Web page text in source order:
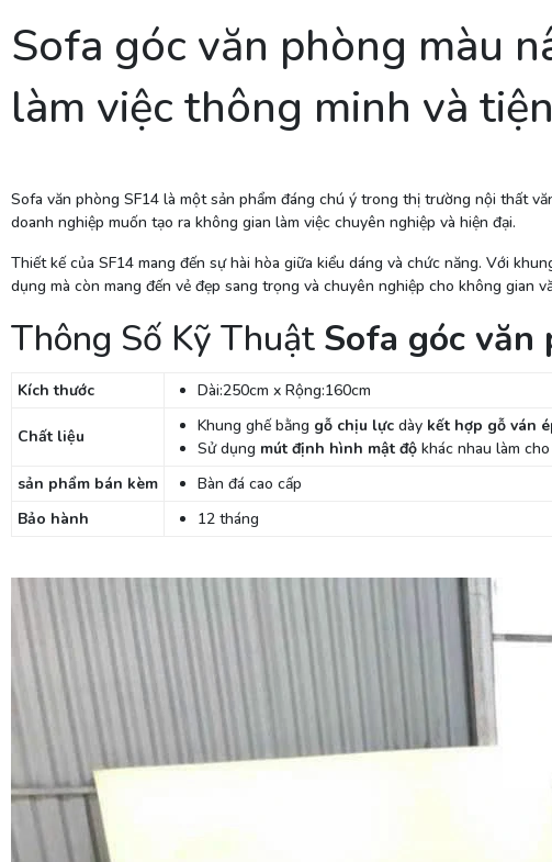
Sofa góc văn phòng màu
làm việc thông minh và
Sofa văn phòng SF14 là một sản phẩm đáng chú ý trong thị trường nội thất
doanh nghiệp muốn tạo ra không gian làm việc chuyên nghiệp và hiện đại.
Thiết kế của SF14 mang đến sự hài hòa giữa kiểu dáng và chức năng. Với
dụng mà còn mang đến vẻ đẹp sang trọng và chuyên nghiệp cho không gian
Thông Số Kỹ Thuật Sofa góc văn
Kích thước Dài:250cm x Rộng:160cm
Chất liệu
Khung ghế bằng gỗ chịu lực dày kết hợp gỗ ván
Sử dụng mút định hình mật độ khác nhau làm
sản phẩm bán kèm
Bàn đá cao cấp
Bảo hành
12 tháng